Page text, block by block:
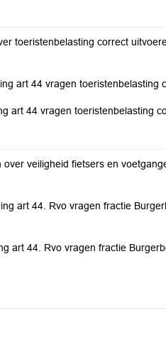
toeristenbelasting correct
art 44 vragen toeristenbelasting
art 44 vragen toeristenbelasting
veiligheid fietsers en
art 44. Rvo vragen fractie
art 44. Rvo vragen fractie